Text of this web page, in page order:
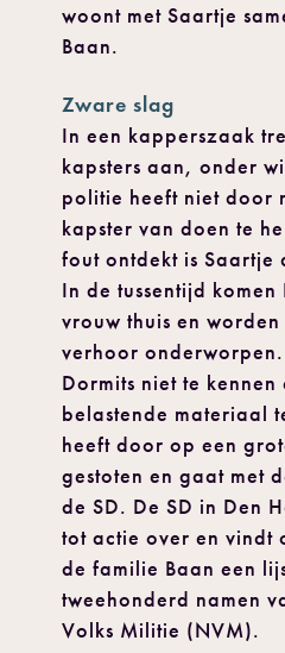
woont met Saartje
Baan.
Zware slag
In een kapperszaak
kapsters aan, onder
politie heeft niet door
kapster van doen te
fout ontdekt is Saartje
In de tussentijd
vrouw thuis en
verhoor
Dormits niet te kennen
belastende materiaal
heeft door op een
gestoten en gaat met
de SD. De SD in Den
tot actie over en vindt
de familie Baan een
tweehonderd namen
Volks Militie (NVM).